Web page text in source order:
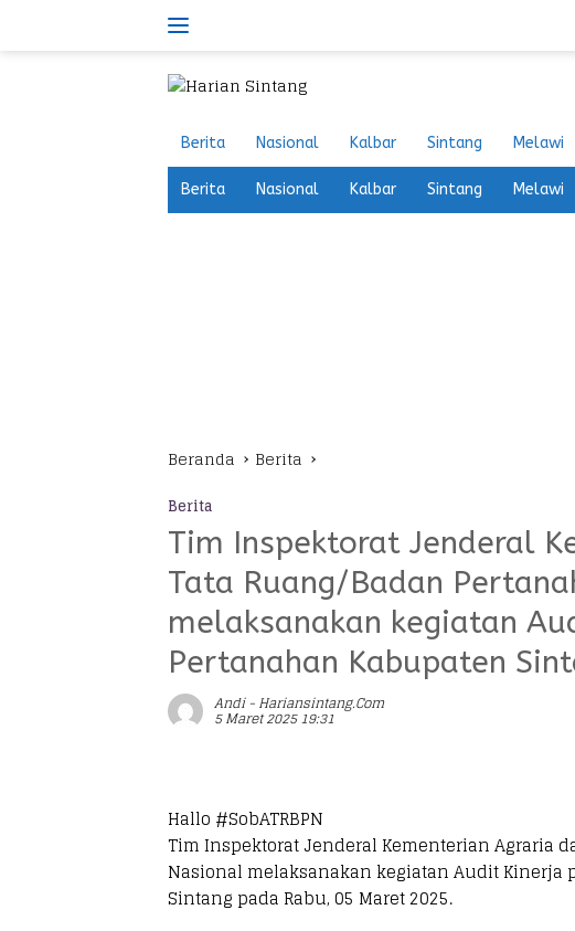
Berita Nasional Kalbar Sintang Melawi
Berita Nasional Kalbar Sintang Melawi
Beranda Berita
Berita
Tim Inspektorat Jenderal
Tata Ruang/Badan
melaksanakan kegiatan
Pertanahan Kabupaten
Andi - Hariansintang.com
5 Maret 2025 19:31
Hallo #SobATRBPN
Tim Inspektorat Jenderal Kementerian Agraria
Nasional melaksanakan kegiatan Audit Kinerja
Sintang pada Rabu, 05 Maret 2025.